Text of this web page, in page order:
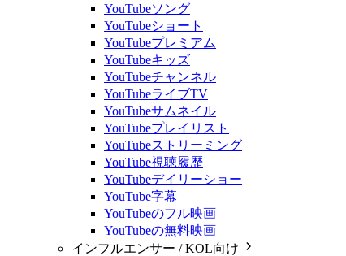
YouTubeソング
YouTubeショート
YouTubeプレミアム
YouTubeキッズ
YouTubeチャンネル
YouTubeライブTV
YouTubeサムネイル
YouTubeプレイリスト
YouTubeストリーミング
YouTube視聴履歴
YouTubeデイリーショー
YouTube字幕
YouTubeのフル映画
YouTubeの無料映画
インフルエンサー / KOL向け